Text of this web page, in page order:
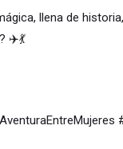
llena de
? ✈️💃